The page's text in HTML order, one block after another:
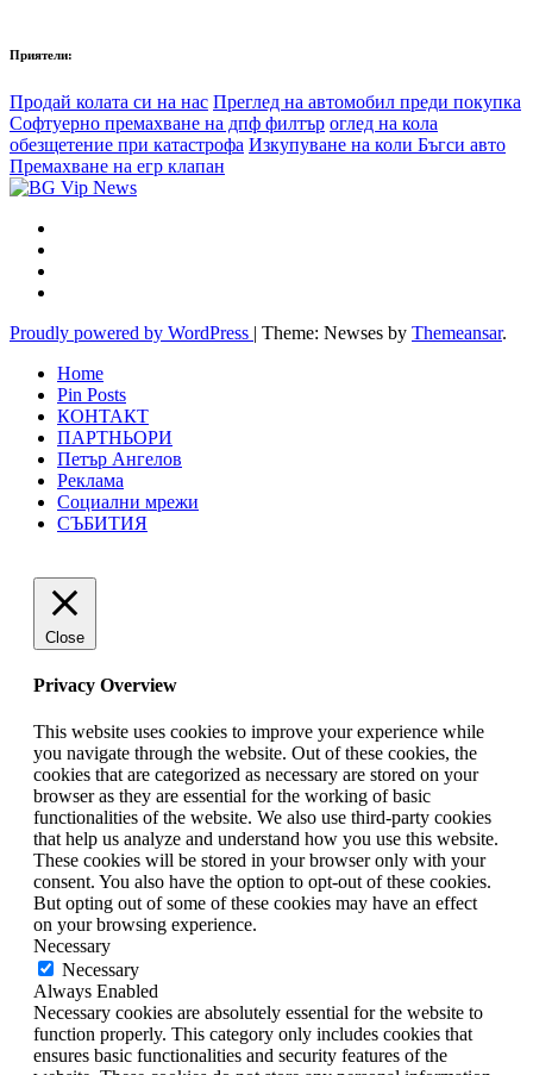
Приятели:
Продай колата си на нас Преглед на автомобил преди покупка
Софтуерно премахване на дпф филтър оглед на кола
обезщетение при катастрофа Изкупуване на коли Бъгси авто
Премахване на егр клапан
Proudly powered by WordPress | Theme: Newses by Themeansar.
Home
Pin Posts
КОНТАКТ
ПАРТНЬОРИ
Петър Ангелов
Реклама
Социални мрежи
СЪБИТИЯ
Close
Privacy Overview
This website uses cookies to improve your experience while
you navigate through the website. Out of these cookies, the
cookies that are categorized as necessary are stored on your
browser as they are essential for the working of basic
functionalities of the website. We also use third-party cookies
that help us analyze and understand how you use this website.
These cookies will be stored in your browser only with your
consent. You also have the option to opt-out of these cookies.
But opting out of some of these cookies may have an effect
on your browsing experience.
Necessary
Necessary
Always Enabled
Necessary cookies are absolutely essential for the website to
function properly. This category only includes cookies that
ensures basic functionalities and security features of the